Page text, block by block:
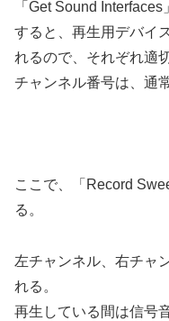
「Get Sound Interfaces
すると、再生用デバイ
れるので、それぞれ適
チャンネル番号は、通
ここで、「Record
る。
左チャンネル、右チャ
れる。
再生している間は信号